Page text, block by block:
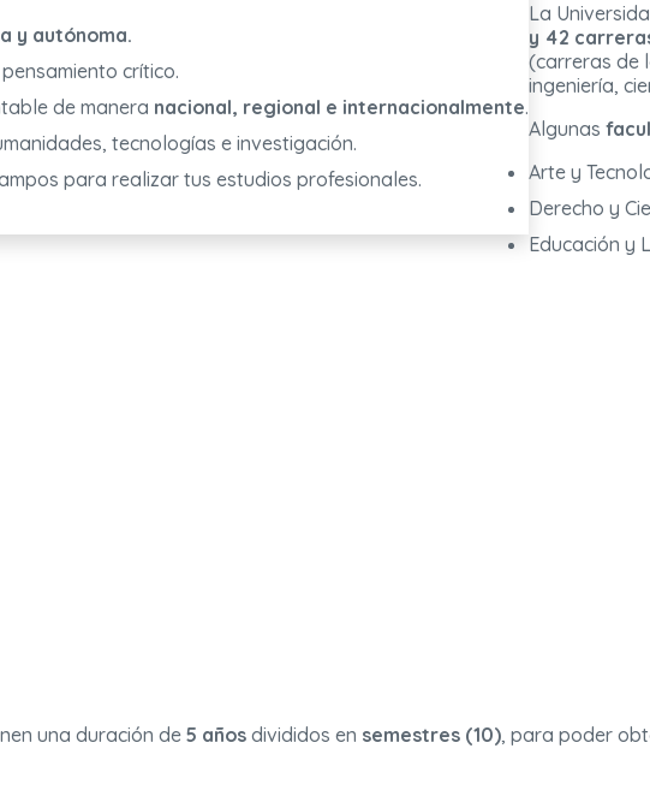
y autónoma.
crítico.
de manera nacional, regional e internacionalmente.
tecnologías e investigación.
para realizar tus estudios profesionales.
La
y 42
(carreras de
ingeniería,
Algunas
Arte y
Derecho y
Educación y
una duración de 5 años divididos en semestres (10), para poder